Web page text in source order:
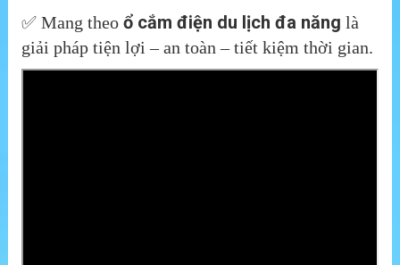
✅ Mang theo ổ cắm điện du lịch đa năng là
giải pháp tiện lợi – an toàn – tiết kiệm thời gian.